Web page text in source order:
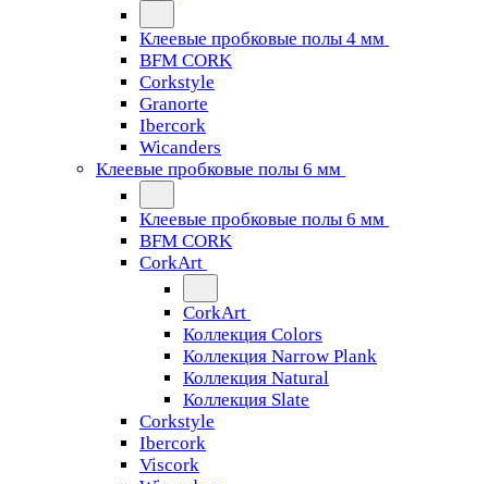
Клеевые пробковые полы 4 мм
BFM CORK
Corkstyle
Granorte
Ibercork
Wicanders
Клеевые пробковые полы 6 мм
Клеевые пробковые полы 6 мм
BFM CORK
CorkArt
CorkArt
Коллекция Colors
Коллекция Narrow Plank
Коллекция Natural
Коллекция Slate
Corkstyle
Ibercork
Viscork